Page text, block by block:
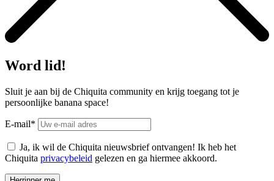
Word lid!
Sluit je aan bij de Chiquita community en krijg toegang tot je
persoonlijke banana space!
E-mail*
Ja, ik wil de Chiquita nieuwsbrief ontvangen! Ik heb het
Chiquita privacybeleid gelezen en ga hiermee akkoord.